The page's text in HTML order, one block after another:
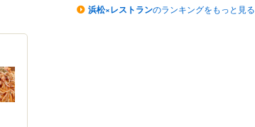
浜松×レストランのランキングをもっと見る